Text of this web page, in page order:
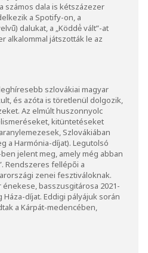
számos dala is kétszázezer
a Spotify-on, a
dalukat, a „Köddé́ vált”-at
alkalommal játszották le az
szlovákiai magyar
és azóta is töretlenül dolgozik,
Az elmúlt huszonnyolc
kitüntetéseket
Szlovákiában
a Harmónia-díjat). Legutolsó
jelent meg, amely még abban
Rendszeres fellépői a
zenei fesztiváloknak.
énekese, basszusgitárosa 2021-
díjat. Eddigi pályájuk során
a Kárpát-medencében,